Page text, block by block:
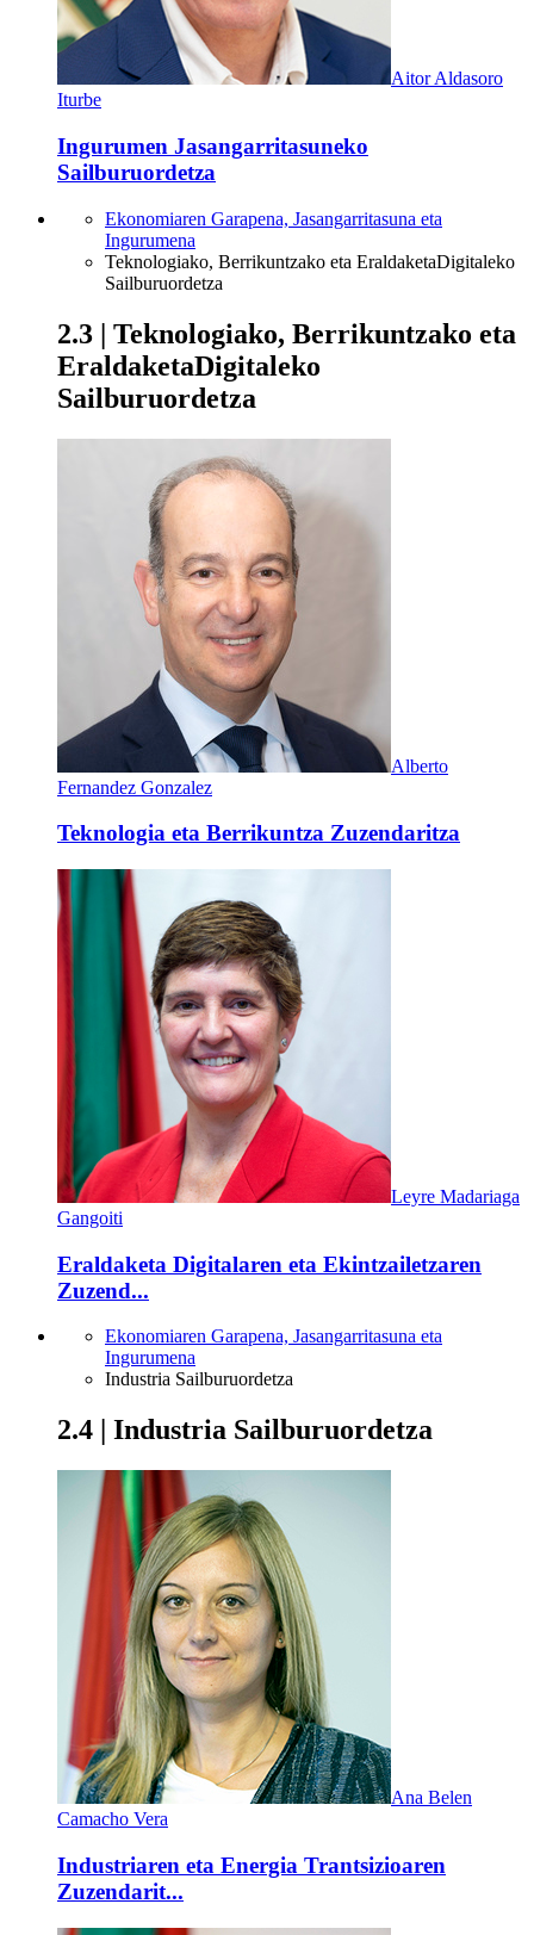
Aitor Aldasoro
Iturbe
Ingurumen Jasangarritasuneko
Sailburuordetza
Ekonomiaren Garapena, Jasangarritasuna eta
Ingurumena
Teknologiako, Berrikuntzako eta EraldaketaDigitaleko
Sailburuordetza
2.3 | Teknologiako, Berrikuntzako eta
EraldaketaDigitaleko
Sailburuordetza
Alberto
Fernandez Gonzalez
Teknologia eta Berrikuntza Zuzendaritza
Leyre Madariaga
Gangoiti
Eraldaketa Digitalaren eta Ekintzailetzaren
Zuzend...
Ekonomiaren Garapena, Jasangarritasuna eta
Ingurumena
Industria Sailburuordetza
2.4 | Industria Sailburuordetza
Ana Belen
Camacho Vera
Industriaren eta Energia Trantsizioaren
Zuzendarit...